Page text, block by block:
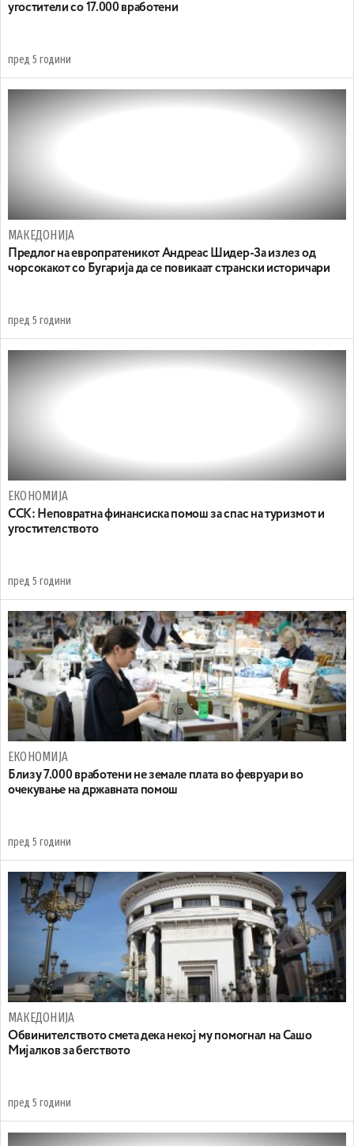
угостители со 17.000 вработени
пред 5 години
МАКЕДОНИЈА
Предлог на европратеникот Андреас Шидер-За излез од
чорсокакот со Бугарија да се повикаат странски историчари
пред 5 години
ЕКОНОМИЈА
ССК: Неповратна финансиска помош за спас на туризмот и
угостителството
пред 5 години
ЕКОНОМИЈА
Близу 7.000 вработени не земале плата во февруари во
очекување на државната помош
пред 5 години
МАКЕДОНИЈА
Обвинителството смета дека некој му помогнал на Сашо
Мијалков за бегството
пред 5 години